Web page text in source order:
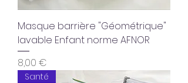
Masque barrière "Géométrique"
lavable Enfant norme AFNOR
Prix
8,00 €
Santé